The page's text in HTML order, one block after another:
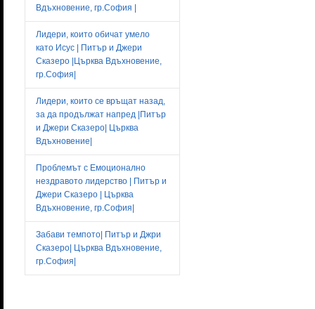
Вдъхновение, гр.София |
Лидери, които обичат умело
като Исус | Питър и Джери
Сказеро |Църква Вдъхновение,
гр.София|
Лидери, които се връщат назад,
за да продължат напред |Питър
и Джери Сказеро| Църква
Вдъхновение|
Проблемът с Емоционално
нездравото лидерство | Питър и
Джери Сказеро | Църква
Вдъхновение, гр.София|
Забави темпото| Питър и Джри
Сказеро| Църква Вдъхновение,
гр.София|